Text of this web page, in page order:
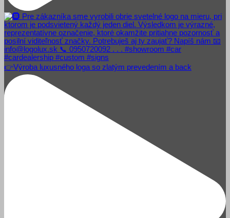
👉Výroba luxusného loga so zlatým prevedením a back